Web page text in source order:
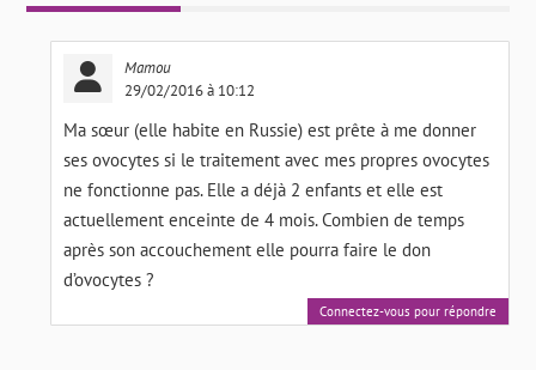
Mamou
29/02/2016 à 10:12
Ma sœur (elle habite en Russie) est prête à me donner
ses ovocytes si le traitement avec mes propres ovocytes
ne fonctionne pas. Elle a déjà 2 enfants et elle est
actuellement enceinte de 4 mois. Combien de temps
après son accouchement elle pourra faire le don
d’ovocytes ?
Connectez-vous pour répondre